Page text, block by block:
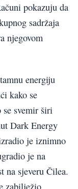
pokazuju da
sadržaja
njegovom
energiju
kako se
se svemir širi
Dark Energy
je iznimno
je na
na sjeveru Čilea.